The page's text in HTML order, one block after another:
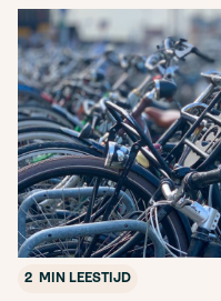
2 MIN LEESTIJD